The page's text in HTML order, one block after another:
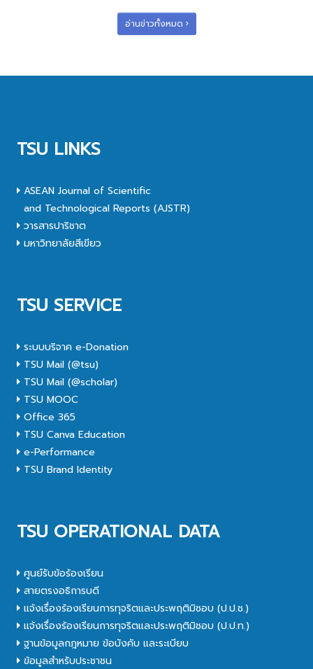
อ่านข่าวทั้งหมด
TSU LINKS
ASEAN Journal of Scientific
and Technological Reports (AJSTR)
วารสารปาริชาต
มหาวิทยาลัยสีเขียว
TSU SERVICE
ระบบบริจาค e-Donation
TSU Mail (@tsu)
TSU Mail (@scholar)
TSU MOOC
Office 365
TSU Canva Education
e-Performance
TSU Brand Identity
TSU OPERATIONAL DATA
ศูนย์รับข้อร้องเรียน
สายตรงอธิการบดี
แจ้งเรื่องร้องเรียนการทุจริตและประพฤติมิชอบ (ป.ป.ช.)
แจ้งเรื่องร้องเรียนการทุจริตและประพฤติมิชอบ (ป.ป.ท.)
ฐานข้อมูลกฎหมาย ข้อบังคับ และระเบียบ
ข้อมูลสำหรับประชาชน